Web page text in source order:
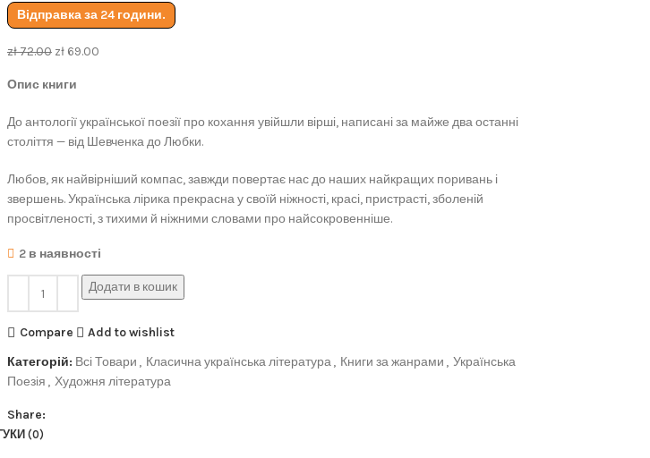
Відправка за 24 години.
zł72.00 zł69.00
Опис книги
До антології української поезії про кохання увійшли вірші, написані за майже два останні
століття — від Шевченка до Любки.
Любов, як найвірніший компас, завжди повертає нас до наших найкращих поривань і
звершень. Українська лірика прекрасна у своїй ніжності, красі, пристрасті, зболеній
просвітленості, з тихими й ніжними словами про найсокровенніше.
2 в наявності
Додати в кошик
Compare
Add to wishlist
Категорій: Всі Товари , Класична українська література, Книги за жанрами , Українська
Поезія , Художня література
Share:
(0)